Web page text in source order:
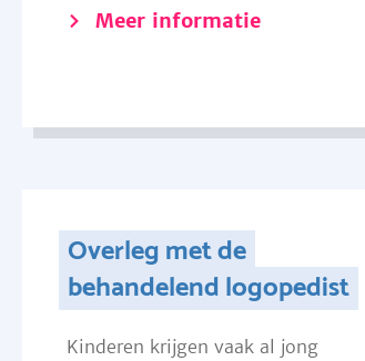
Meer informatie
Overleg met de
behandelend logopedist
Kinderen krijgen vaak al jong